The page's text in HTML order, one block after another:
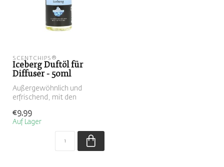
SCENTCHIPS®
Iceberg Duftöl für
Diffuser - 50ml
Außergewöhnlich und
erfrischend, mit den
schwarzem Pfeffe...
€9,99
Auf Lager